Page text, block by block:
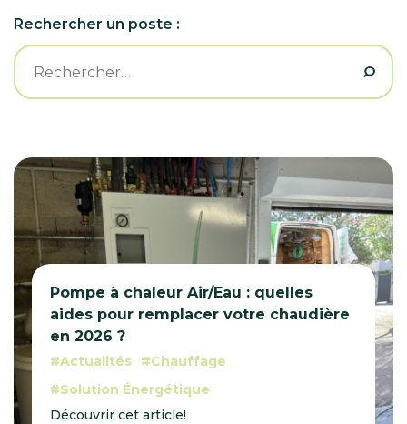
Rechercher un poste :
Rechercher :
Pompe à chaleur Air/Eau : quelles
aides pour remplacer votre chaudière
en 2026 ?
Actualités
Chauffage
Solution Énergétique
Découvrir cet article!